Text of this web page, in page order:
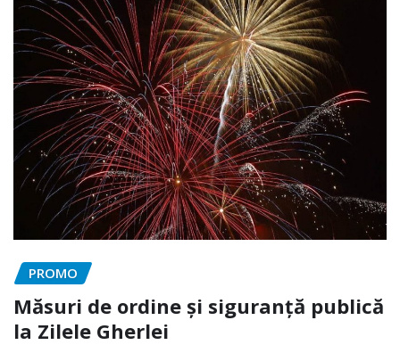
PROMO
Măsuri de ordine și siguranță publică
la Zilele Gherlei